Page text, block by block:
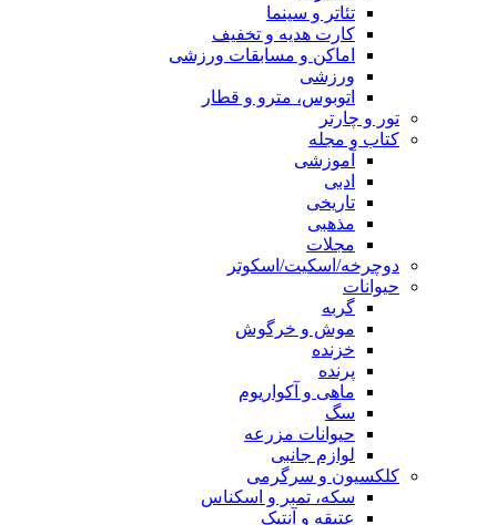
تئاتر و سینما
کارت هدیه و تخفیف
اماکن و مسابقات ورزشی
ورزشی
اتوبوس، مترو و قطار
تور و چارتر
کتاب و مجله
آموزشی
ادبی
تاریخی
مذهبی
مجلات
دوچرخه/اسکیت/اسکوتر
حیوانات
گربه
موش و خرگوش
خزنده
پرنده
ماهی و آکواریوم
سگ
حیوانات مزرعه
لوازم جانبی
کلکسیون و سرگرمی
سکه، تمبر و اسکناس
عتیقه و آنتیک